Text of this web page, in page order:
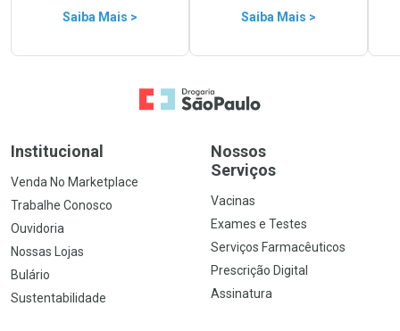
Saiba Mais > Saiba Mais >
Ir para a Home
Institucional
Venda No Marketplace
Trabalhe Conosco
Ouvidoria
Nossas Lojas
Bulário
Sustentabilidade
Nossos
Serviços
Vacinas
Exames e Testes
Serviços Farmacêuticos
Prescrição Digital
Assinatura